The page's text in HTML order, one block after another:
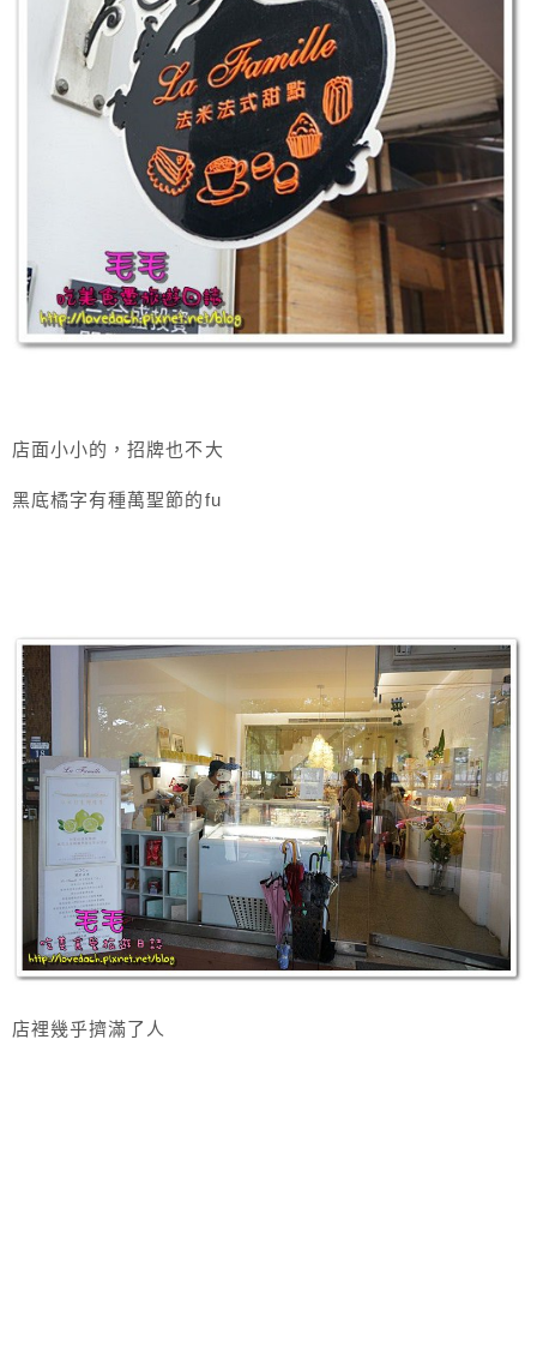
店面小小的，招牌也不大
黑底橘字有種萬聖節的fu
店裡幾乎擠滿了人